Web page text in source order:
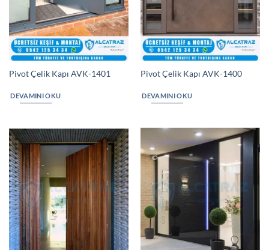
Pivot Çelik Kapı AVK-1401
DEVAMINI OKU
Pivot Çelik Kapı AVK-1400
DEVAMINI OKU